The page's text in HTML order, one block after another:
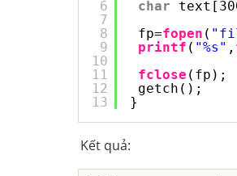
6
7
8
9
10
11
12
13
char
fp=fopen (
printf ( "%s" ,
fclose (fp);
getch();
}
Kết quả: